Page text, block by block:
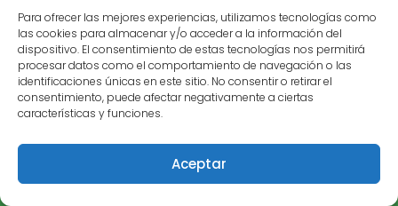
Para ofrecer las mejores experiencias, utilizamos tecnologías como
las cookies para almacenar y/o acceder a la información del
dispositivo. El consentimiento de estas tecnologías nos permitirá
procesar datos como el comportamiento de navegación o las
identificaciones únicas en este sitio. No consentir o retirar el
consentimiento, puede afectar negativamente a ciertas
características y funciones.
Aceptar
Todos los derechos reservados 2022.